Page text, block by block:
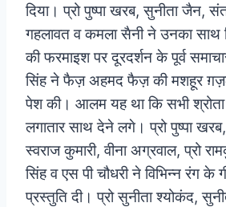
दिया। प्रो पुष्पा खरब, सुनीता जैन,
गहलावत व कमला सैनी ने उनका साथ
की फरमाइश पर दूरदर्शन के पूर्व
सिंह ने फैज़ अहमद फैज़ की मशहूर
पेश की। आलम यह था कि सभी श्रोता
लगातार साथ देने लगे।प्रो पुष्पा
स्वराज कुमारी, वीना अग्रवाल, प्रो
सिंह व एस पी चौधरी ने विभिन्न रंग के
प्रस्तुति दी।प्रो सुनीता श्योकंद,